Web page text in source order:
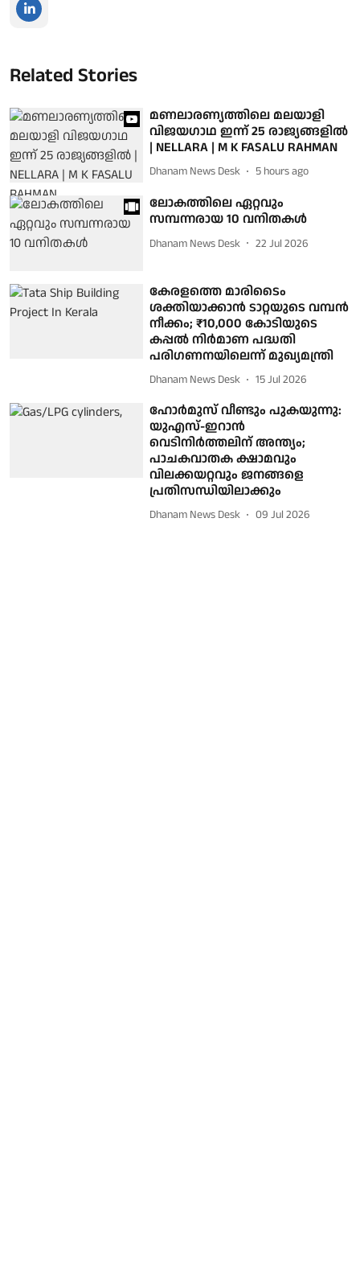
Related Stories
മണലാരണ്യത്തിലെ മലയാളി
വിജയഗാഥ ഇന്ന് 25 രാജ്യങ്ങളില്‍
| NELLARA | M K FASALU RAHMAN
Dhanam News Desk 5 hours ago
ലോകത്തിലെ ഏറ്റവും
സമ്പന്നരായ 10 വനിതകള്‍
Dhanam News Desk 22 Jul 2026
കേരളത്തെ മാരിടൈം
ശക്തിയാക്കാൻ ടാറ്റയുടെ വമ്പൻ
നീക്കം; ₹10,000 കോടിയുടെ
കപ്പൽ നിർമാണ പദ്ധതി
പരിഗണനയിലെന്ന് മുഖ്യമന്ത്രി
Dhanam News Desk 15 Jul 2026
ഹോർമുസ് വീണ്ടും പുകയുന്നു:
യുഎസ്-ഇറാൻ
വെടിനിർത്തലിന് അന്ത്യം;
പാചകവാതക ക്ഷാമവും
വിലക്കയറ്റവും ജനങ്ങളെ
പ്രതിസന്ധിയിലാക്കും
Dhanam News Desk 09 Jul 2026